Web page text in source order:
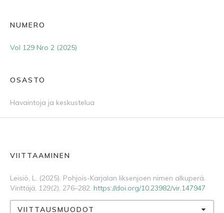
NUMERO
Vol 129 Nro 2 (2025)
OSASTO
Havaintoja ja keskustelua
VIITTAAMINEN
Leisiö, L. (2025). Pohjois-Karjalan Iiksenjoen nimen alkuperä.
Virittäjä, 129(2), 276–282. https://doi.org/10.23982/vir.147947
VIITTAUSMUODOT